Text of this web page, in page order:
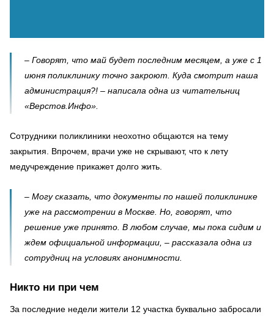
– Говорят, что май будет последним месяцем, а уже с 1
июня поликлинику точно закроют. Куда смотрит наша
администрация?! – написала одна из читательниц
«Верстов.Инфо».
Сотрудники поликлиники неохотно общаются на тему
закрытия. Впрочем, врачи уже не скрывают, что к лету
медучреждение прикажет долго жить.
– Могу сказать, что документы по нашей поликлинике
уже на рассмотрении в Москве. Но, говорят, что
решение уже принято. В любом случае, мы пока сидим и
ждем официальной информации, – рассказала одна из
сотрудниц на условиях анонимности.
Никто ни при чем
За последние недели жители 12 участка буквально забросали